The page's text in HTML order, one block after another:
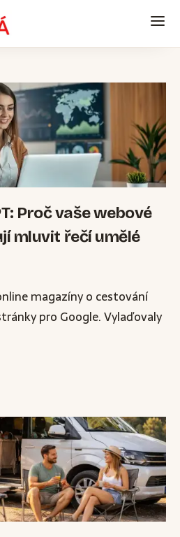
Proč vaše webové
mluvit řečí umělé
magazíny o cestování
pro Google. Vylaďovaly